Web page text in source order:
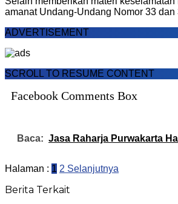
amanat Undang-Undang Nomor 33 dan
ADVERTISEMENT
SCROLL TO RESUME CONTENT
Facebook Comments Box
Baca: Jasa Raharja Purwakarta
Halaman : 1 2 Selanjutnya
Berita Terkait